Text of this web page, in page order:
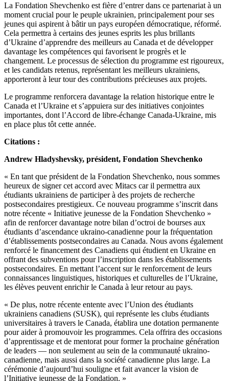
La Fondation Shevchenko est fière d’entrer dans ce partenariat à un
moment crucial pour le peuple ukrainien, principalement pour ses
jeunes qui aspirent à bâtir un pays européen démocratique, réformé.
Cela permettra à certains des jeunes esprits les plus brillants
d’Ukraine d’apprendre des meilleurs au Canada et de développer
davantage les compétences qui favorisent le progrès et le
changement. Le processus de sélection du programme est rigoureux,
et les candidats retenus, représentant les meilleurs ukrainiens,
apporteront à leur tour des contributions précieuses aux projets.
Le programme renforcera davantage la relation historique entre le
Canada et l’Ukraine et s’appuiera sur des initiatives conjointes
importantes, dont l’Accord de libre-échange Canada-Ukraine, mis
en place plus tôt cette année.
Citations :
Andrew Hladyshevsky, président, Fondation Shevchenko
« En tant que président de la Fondation Shevchenko, nous sommes
heureux de signer cet accord avec Mitacs car il permettra aux
étudiants ukrainiens de participer à des projets de recherche
postsecondaires prestigieux. Ce nouveau programme s’inscrit dans
notre récente « Initiative jeunesse de la Fondation Shevchenko »
afin de renforcer davantage notre bilan d’octroi de bourses aux
étudiants d’ascendance ukraino-canadienne pour la fréquentation
d’établissements postsecondaires au Canada. Nous avons également
renforcé le financement des Canadiens qui étudient en Ukraine en
offrant des subventions pour l’inscription dans les établissements
postsecondaires. En mettant l’accent sur le renforcement de leurs
connaissances linguistiques, historiques et culturelles de l’Ukraine,
les élèves peuvent enrichir le Canada à leur retour au pays.
« De plus, notre récente entente avec l’Union des étudiants
ukrainiens canadiens (SUSK), qui représente les clubs étudiants
universitaires à travers le Canada, établira une dotation permanente
pour aider à promouvoir les programmes. Cela offrira des occasions
d’apprentissage et de mentorat pour former la prochaine génération
de leaders — non seulement au sein de la communauté ukraino-
canadienne, mais aussi dans la société canadienne plus large. La
cérémonie d’aujourd’hui souligne et fait avancer la vision de
l’Initiative jeunesse de la Fondation. »